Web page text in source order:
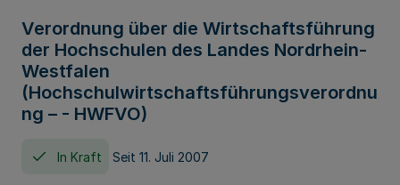
Verordnung über die Wirtschaftsführung
der Hochschulen des Landes Nordrhein-
Westfalen
(Hochschulwirtschaftsführungsverordnu
ng – - HWFVO)
In Kraft Seit 11. Juli 2007